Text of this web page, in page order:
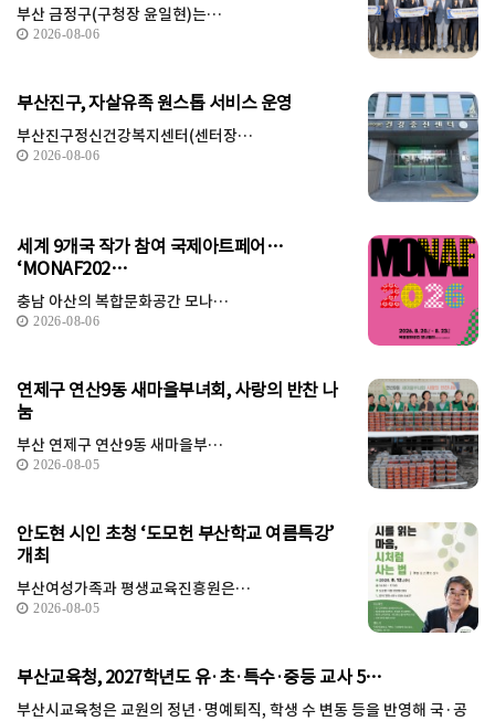
부산 금정구(구청장 윤일현)는…
2026-08-06
부산진구, 자살유족 원스톱 서비스 운영
부산진구정신건강복지센터(센터장…
2026-08-06
세계 9개국 작가 참여 국제아트페어…
‘MONAF202…
충남 아산의 복합문화공간 모나…
2026-08-06
연제구 연산9동 새마을부녀회, 사랑의 반찬 나
눔
부산 연제구 연산9동 새마을부…
2026-08-05
안도현 시인 초청 ‘도모헌 부산학교 여름특강’
개최
부산여성가족과 평생교육진흥원은…
2026-08-05
부산교육청, 2027학년도 유·초·특수·중등 교사 5…
부산시교육청은 교원의 정년·명예퇴직, 학생 수 변동 등을 반영해 국·공